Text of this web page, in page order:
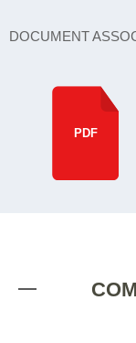
DOCUMENT
PDF